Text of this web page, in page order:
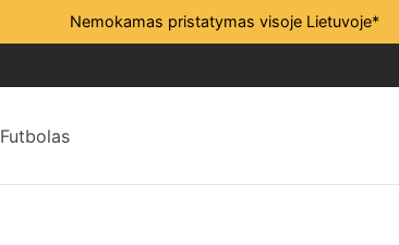
Nemokamas pristatymas visoje Lietuvoje*
Futbolas